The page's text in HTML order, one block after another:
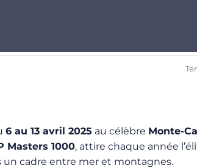
6 au 13 avril 2025 au célèbre Monte-
Masters 1000, attire chaque année
un cadre entre mer et montagnes.